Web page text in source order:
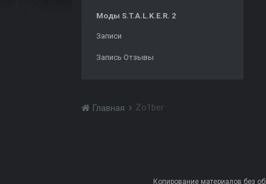
Моды S.T.A.L.K.E.R. 2
Записи
Запись Отзывы
Главная Zo1ber
Копирование материалов без